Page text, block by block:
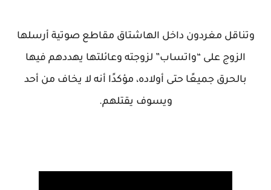
وتناقل مغردون داخل الهاشتاق مقاطع صوتية أرسلها
الزوج على “واتساب” لزوجته وعائلتها يهددهم فيها
بالحرق جميعًا حتى أولاده، مؤكدًا أنه لا يخاف من أحد
ويسوف يقتلهم.